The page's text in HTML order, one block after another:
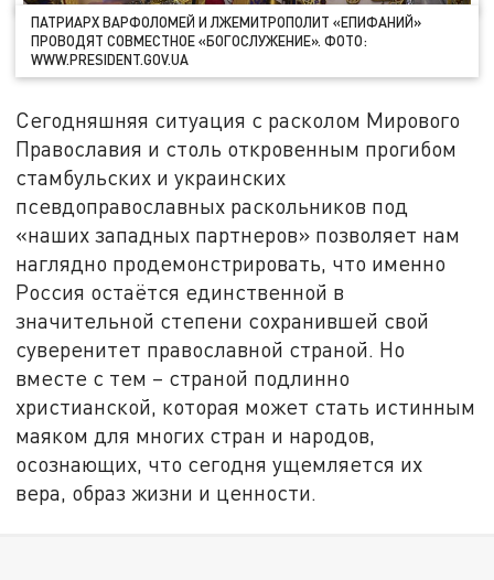
ПАТРИАРХ ВАРФОЛОМЕЙ И ЛЖЕМИТРОПОЛИТ «ЕПИФАНИЙ»
ПРОВОДЯТ СОВМЕСТНОЕ «БОГОСЛУЖЕНИЕ». ФОТО:
WWW.PRESIDENT.GOV.UA
Сегодняшняя ситуация с расколом Мирового
Православия и столь откровенным прогибом
стамбульских и украинских
псевдоправославных раскольников под
«наших западных партнеров» позволяет нам
наглядно продемонстрировать, что именно
Россия остаётся единственной в
значительной степени сохранившей свой
суверенитет православной страной. Но
вместе с тем – страной подлинно
христианской, которая может стать истинным
маяком для многих стран и народов,
осознающих, что сегодня ущемляется их
вера, образ жизни и ценности.